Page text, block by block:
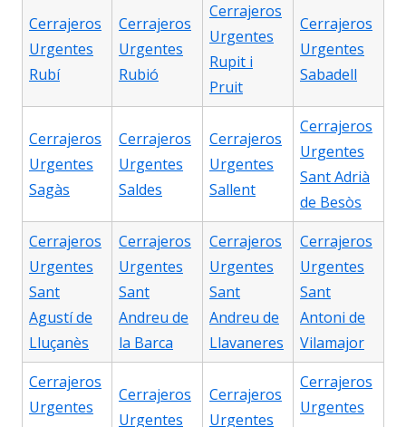
Cerrajeros
Urgentes
Rubí
Cerrajeros
Urgentes
Rubió
Cerrajeros
Urgentes
Rupit i
Pruit
Cerrajeros
Urgentes
Sabadell
Cerrajeros
Urgentes
Sagàs
Cerrajeros
Urgentes
Saldes
Cerrajeros
Urgentes
Sallent
Cerrajeros
Urgentes
Sant Adrià
de Besòs
Cerrajeros
Urgentes
Sant
Agustí de
Lluçanès
Cerrajeros
Urgentes
Sant
Andreu de
la Barca
Cerrajeros
Urgentes
Sant
Andreu de
Llavaneres
Cerrajeros
Urgentes
Sant
Antoni de
Vilamajor
Cerrajeros
Urgentes
Cerrajeros
Urgentes
Cerrajeros
Urgentes
Cerrajeros
Urgentes